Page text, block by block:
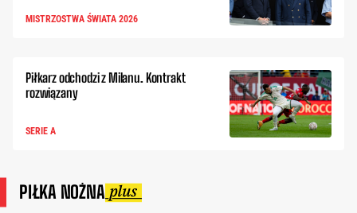
MISTRZOSTWA ŚWIATA 2026
Piłkarz odchodzi z Milanu. Kontrakt
rozwiązany
SERIE A
PIŁKA NOŻNA